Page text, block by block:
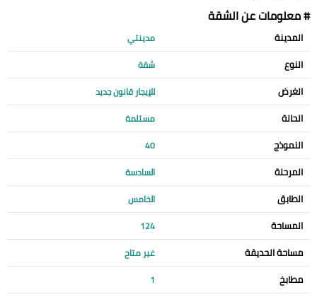
# معلومات عن الشقة
المدينة مدينتي
النوع شقة
الغرض للإيجار قانون جديد
الحالة مستلمة
النموذج 40
المرحلة السادسة
الطابق الخامس
المساحة 124
مساحة الحديقة غير متاح
مطابخ 1